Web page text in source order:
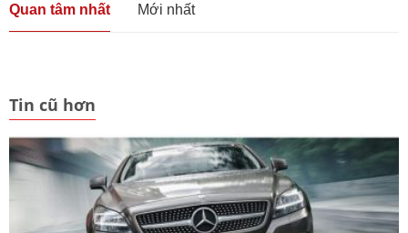
Quan tâm nhất Mới nhất
Tin cũ hơn